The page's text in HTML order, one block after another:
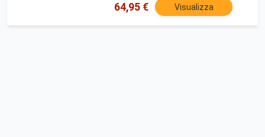
64,95 € Visualizza